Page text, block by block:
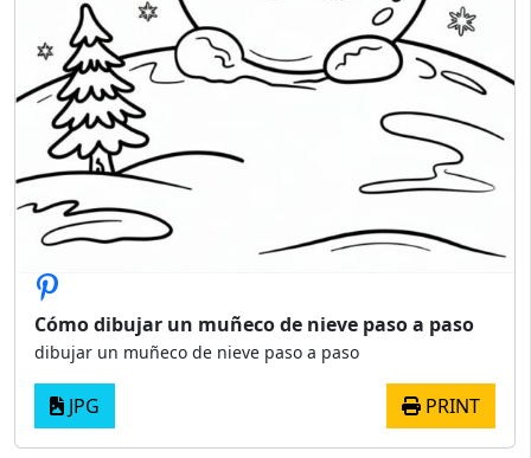
Cómo dibujar un muñeco de nieve paso a paso
dibujar un muñeco de nieve paso a paso
JPG PRINT